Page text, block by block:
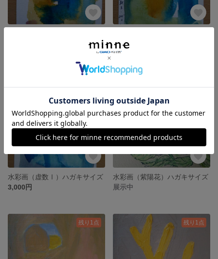
3,000円
水彩画（虚数Ⅰ）ハガキサイズ
3,000円
水彩画（紫陽花）ハガキサイズ
展示中
残り1点 残り1点